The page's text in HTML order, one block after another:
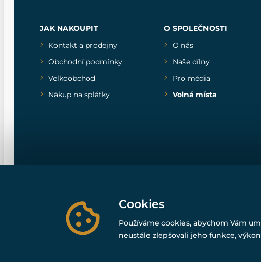
JAK NAKOUPIT
Kontakt a prodejny
Obchodní podmínky
Velkoobchod
Nákup na splátky
O SPOLEČNOSTI
O nás
Naše dílny
Pro média
Volná místa
Cookies
Používáme cookies, abychom Vám
neustále zlepšovali jeho funkce,